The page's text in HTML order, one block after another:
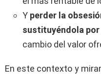
Y perder la
sustituyéndola
cambio del valor
En este contexto y